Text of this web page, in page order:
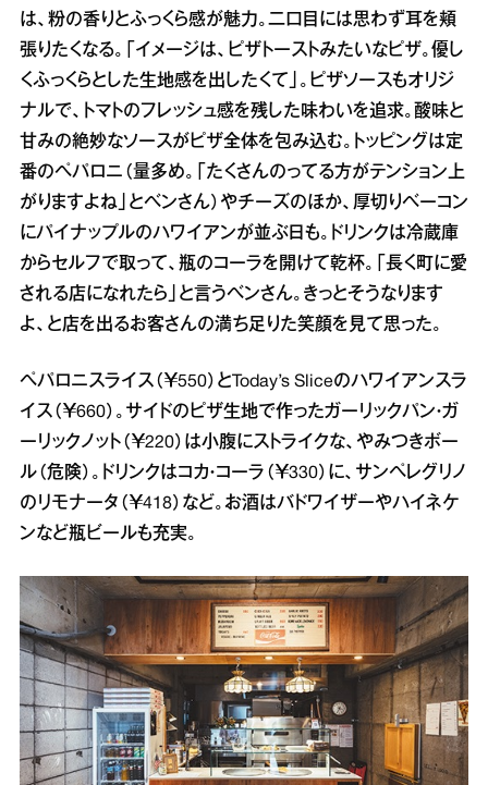
は、粉の香りとふっくら感が魅力。二口目には思わず耳を頬
張りたくなる。「イメージは、ピザトーストみたいなピザ。優し
くふっくらとした生地感を出したくて」。ピザソースもオリジ
ナルで、トマトのフレッシュ感を残した味わいを追求。酸味と
甘みの絶妙なソースがピザ全体を包み込む。トッピングは定
番のペパロニ（量多め。「たくさんのってる方がテンション上
がりますよね」とベンさん）やチーズのほか、厚切りベーコン
にパイナップルのハワイアンが並ぶ日も。ドリンクは冷蔵庫
からセルフで取って、瓶のコーラを開けて乾杯。「長く町に愛
される店になれたら」と言うベンさん。きっとそうなります
よ、と店を出るお客さんの満ち足りた笑顔を見て思った。
ペパロニスライス（￥550）とToday’s Sliceのハワイアンスラ
イス（￥660）。サイドのピザ生地で作ったガーリックパン・ガ
ーリックノット（￥220）は小腹にストライクな、やみつきボー
ル（危険）。ドリンクはコカ・コーラ（￥330）に、サンペレグリノ
のリモナータ（￥418）など。お酒はバドワイザーやハイネケ
ンなど瓶ビールも充実。